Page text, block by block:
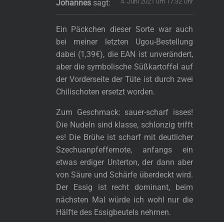
Johannes sagt:
Ein Päckchen dieser Sorte war auch
bei meiner letzten Ugou-Bestellung
dabei (1,39€), die EAN ist unverändert,
aber die symbolische Süßkartoffel auf
der Vorderseite der Tüte ist durch zwei
Chilischoten ersetzt worden.
Zum Geschmack: sauer-scharf isses!
Die Nudeln sind klasse, schlonzig trifft
es! Die Brühe ist scharf mit deutlicher
Szechuanpfeffernote, anfangs ein
etwas erdiger Unterton, der dann aber
von Säure und Schärfe überdeckt wird.
Der Essig ist recht dominant, beim
nächsten Mal würde ich wohl nur die
Hälfte des Essigbeutels nehmen.